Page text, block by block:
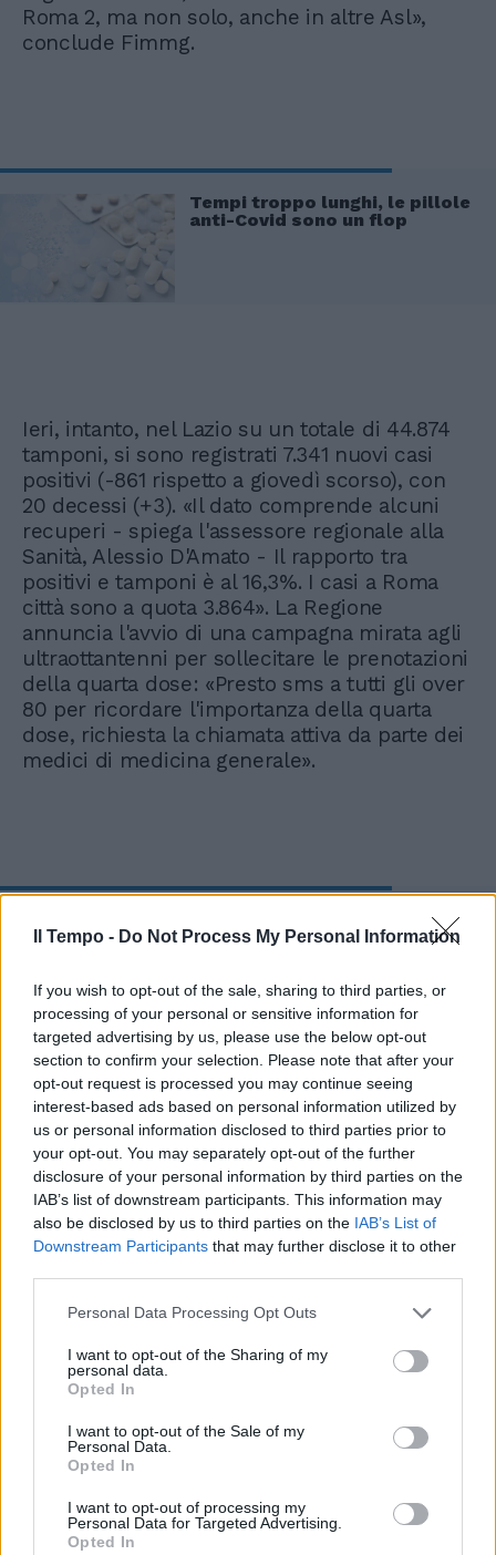
Il Tempo - Do Not Process My Personal Information
If you wish to opt-out of the sale, sharing to third parties, or
processing of your personal or sensitive information for
targeted advertising by us, please use the below opt-out
section to confirm your selection. Please note that after your
opt-out request is processed you may continue seeing
interest-based ads based on personal information utilized by
us or personal information disclosed to third parties prior to
your opt-out. You may separately opt-out of the further
disclosure of your personal information by third parties on the
IAB’s list of downstream participants. This information may
also be disclosed by us to third parties on the IAB’s List of
Downstream Participants that may further disclose it to other
Personal Data Processing Opt Outs
I want to opt-out of the Sharing of my
personal data.
Opted In
I want to opt-out of the Sale of my
Personal Data.
Opted In
I want to opt-out of processing my
Personal Data for Targeted Advertising.
Opted In
Roma 2, ma non solo, anche in altre Asl»,
conclude Fimmg.
Tempi troppo lunghi, le pillole
anti-Covid sono un flop
Ieri, intanto, nel Lazio su un totale di 44.874
tamponi, si sono registrati 7.341 nuovi casi
positivi (-861 rispetto a giovedì scorso), con
20 decessi (+3). «Il dato comprende alcuni
recuperi - spiega l'assessore regionale alla
Sanità, Alessio D'Amato - Il rapporto tra
positivi e tamponi è al 16,3%. I casi a Roma
città sono a quota 3.864». La Regione
annuncia l'avvio di una campagna mirata agli
ultraottantenni per sollecitare le prenotazioni
della quarta dose: «Presto sms a tutti gli over
80 per ricordare l'importanza della quarta
dose, richiesta la chiamata attiva da parte dei
medici di medicina generale».
Covid? Bomba di Burioni da